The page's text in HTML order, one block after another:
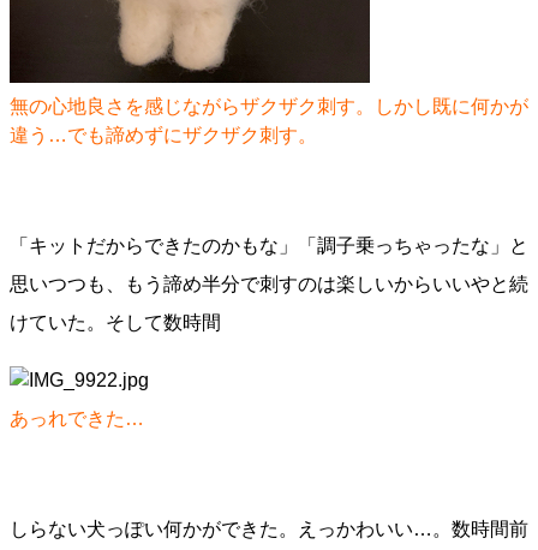
無の心地良さを感じながらザクザク刺す。しかし既に何かが
違う…でも諦めずにザクザク刺す。
「キットだからできたのかもな」「調子乗っちゃったな」と
思いつつも、もう諦め半分で刺すのは楽しいからいいやと続
けていた。そして数時間
あっれできた…
しらない犬っぽい何かができた。えっかわいい…。数時間前